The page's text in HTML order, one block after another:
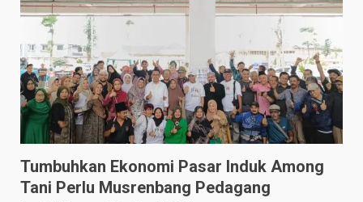
Tumbuhkan Ekonomi Pasar Induk Among
Tani Perlu Musrenbang Pedagang